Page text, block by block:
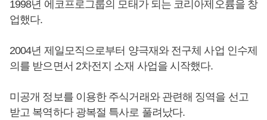
1998년 에코프로그룹의 모태가 되는 코리아제오륨을 창
업했다.
2004년 제일모직으로부터 양극재와 전구체 사업 인수제
의를 받으면서 2차전지 소재 사업을 시작했다.
미공개 정보를 이용한 주식거래와 관련해 징역을 선고
받고 복역하다 광복절 특사로 풀려났다.